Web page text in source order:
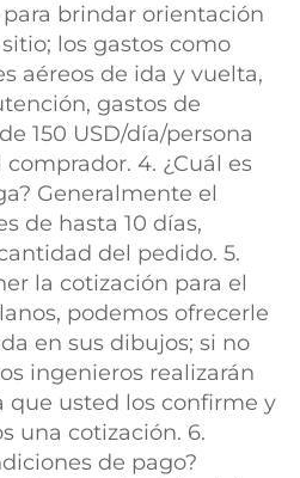
brindar orientación
los gastos como
aéreos de ida y vuelta,
gastos de
150 USD/día/persona
4. ¿Cuál es
Generalmente el
de hasta 10 días,
del pedido. 5.
la cotización para el
podemos ofrecerle
en sus dibujos; si no
ingenieros realizarán
que usted los confirme y
una cotización. 6.
de pago?